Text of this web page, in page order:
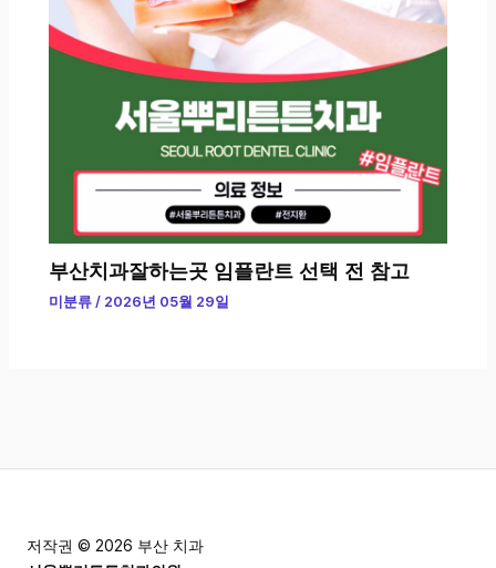
부산치과잘하는곳 임플란트 선택 전 참고
미분류 / 2026년 05월 29일
저작권 © 2026 부산 치과